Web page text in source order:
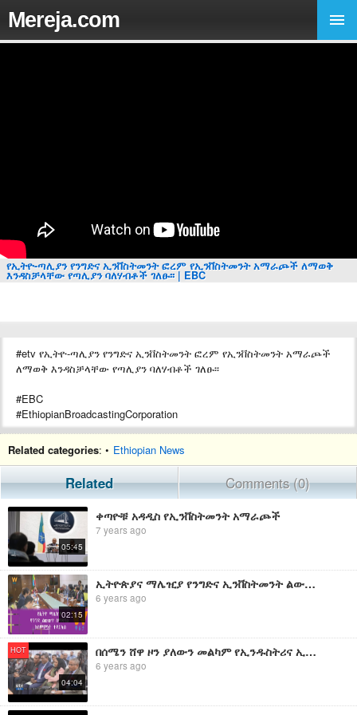
Mereja.com
የኢትዮ-ጣሊያን የንግድና ኢንቨስትመንት ፎረም የኢንቨስትመንት አማራጮች ለማወቅ
እንዳስቻላቸው የጣሊያን ባለሃብቶች ገለፁ፡፡ | EBC
#etv የኢትዮ-ጣሊያን የንግድና ኢንቨስትመንት ፎረም የኢንቨስትመንት አማራጮች
ለማወቅ እንዳስቻላቸው የጣሊያን ባለሃብቶች ገለፁ፡፡
#EBC
#EthiopianBroadcastingCorporation
Related categories: • Ethiopian News
Related Comments (0)
05:45
ቀጣዮቹ አዳዲስ የኢንቨስትመንት አማራጮች
7 years ago
02:15
ኢትዮጵያና ማሌዢያ የንግድና ኢንቨስትመንት ልውውጥን ለማጎልበት ተስማሙ
6 years ago
HOT
04:04
በሰሜን ሸዋ ዞን ያለውን መልካም የኢንዱስትሪና ኢንቨስትመንት አማራጮችን በመጠቀም የአካባቢውን ህብረተሰብ ተጠቃሚ ለማድረግ ምቹ አማራጮች እንዳሉ ተጠቆመ|etv
6 years ago